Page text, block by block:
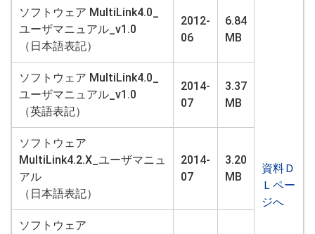
資料Ｄ
Ｌペー
ジへ
ソフトウェア MultiLink4.0_
ユーザマニュアル_v1.0
（日本語表記）
2012-
06
6.84
MB
ソフトウェア MultiLink4.0_
ユーザマニュアル_v1.0
（英語表記）
2014-
07
3.37
MB
ソフトウェア
MultiLink4.2.X_ユーザマニュ
アル
（日本語表記）
2014-
07
3.20
MB
ソフトウェア